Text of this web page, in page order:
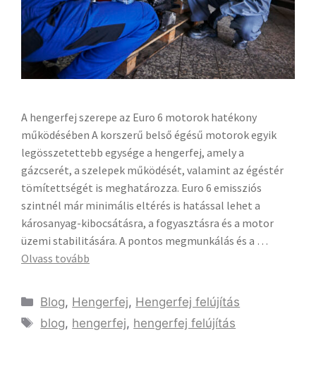
A hengerfej szerepe az Euro 6 motorok hatékony
működésében A korszerű belső égésű motorok egyik
legösszetettebb egysége a hengerfej, amely a
gázcserét, a szelepek működését, valamint az égéstér
tömítettségét is meghatározza. Euro 6 emissziós
szintnél már minimális eltérés is hatással lehet a
károsanyag-kibocsátásra, a fogyasztásra és a motor
üzemi stabilitására. A pontos megmunkálás és a …
Olvass tovább
Blog, Hengerfej, Hengerfej felújítás
blog, hengerfej, hengerfej felújítás